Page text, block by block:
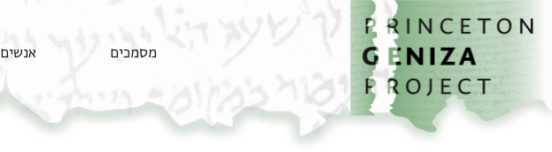
דילוג לתוכן
דף הבית
מסמכים אנשים